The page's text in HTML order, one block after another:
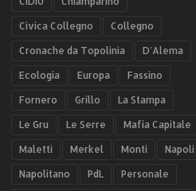
Civica Collegno Collegno
Cronache da Topolinia D'Alema
Ecologia Europa Fassino
Fornero Grillo La Stampa
Le Gru Le Serre Mafia Capitale
Maletti Merkel Monti Napoli
Napolitano PdL Personale